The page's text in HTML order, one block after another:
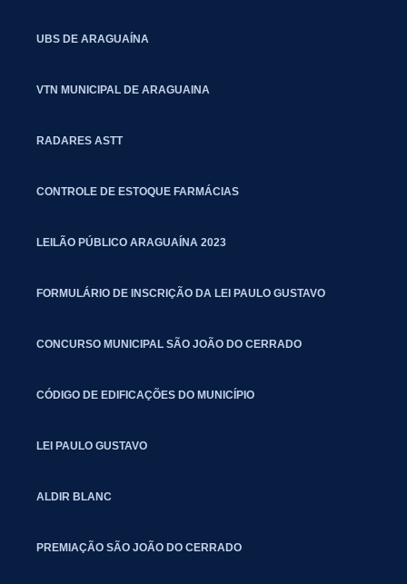
UBS DE ARAGUAÍNA
VTN MUNICIPAL DE ARAGUAINA
RADARES ASTT
CONTROLE DE ESTOQUE FARMÁCIAS
LEILÃO PÚBLICO ARAGUAÍNA 2023
FORMULÁRIO DE INSCRIÇÃO DA LEI PAULO GUSTAVO
CONCURSO MUNICIPAL SÃO JOÃO DO CERRADO
CÓDIGO DE EDIFICAÇÕES DO MUNICÍPIO
LEI PAULO GUSTAVO
ALDIR BLANC
PREMIAÇÃO SÃO JOÃO DO CERRADO